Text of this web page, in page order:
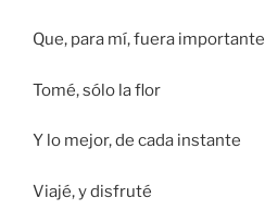
Que, para mí, fuera importante
Tomé, sólo la flor
Y lo mejor, de cada instante
Viajé, y disfruté